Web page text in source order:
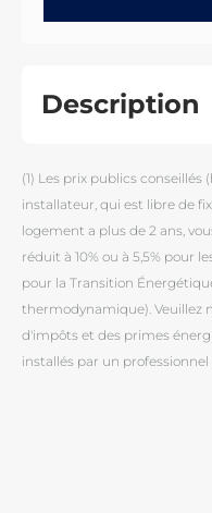
Description
(1) Les prix publics
installateur, qui est libre de
logement a plus de 2 ans,
réduit à 10% ou à 5,5% pour
pour la Transition
thermodynamique). Veuillez
d'impôts et des primes
installés par un professionnel